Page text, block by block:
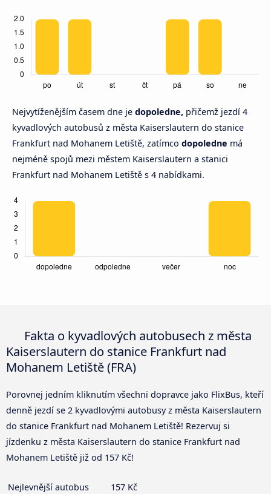
Nejvytíženějším časem dne je dopoledne, přičemž jezdí 4
kyvadlových autobusů z města Kaiserslautern do stanice
Frankfurt nad Mohanem Letiště, zatímco dopoledne má
nejméně spojů mezi městem Kaiserslautern a stanici
Frankfurt nad Mohanem Letiště s 4 nabídkami.
Fakta o kyvadlových autobusech z města
Kaiserslautern do stanice Frankfurt nad
Mohanem Letiště (FRA)
Porovnej jedním kliknutím všechni dopravce jako FlixBus, kteří
denně jezdí se 2 kyvadlovými autobusy z města Kaiserslautern
do stanice Frankfurt nad Mohanem Letiště! Rezervuj si
jízdenku z města Kaiserslautern do stanice Frankfurt nad
Mohanem Letiště již od 157 Kč!
Nejlevnější autobus 157 Kč